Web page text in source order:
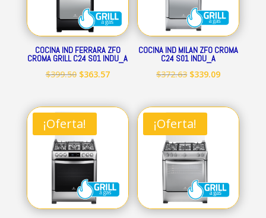
COCINA IND FERRARA ZFO
CROMA GRILL C24 S01 INDU_A
$399.50 El
original
era:
$399.50.
$363.57El
actual
COCINA IND MILAN ZFO CROMA
C24 S01 INDU_A
$372.63 El
original
era:
$372.63.
$339.09El
actual
¡Oferta! ¡Oferta!